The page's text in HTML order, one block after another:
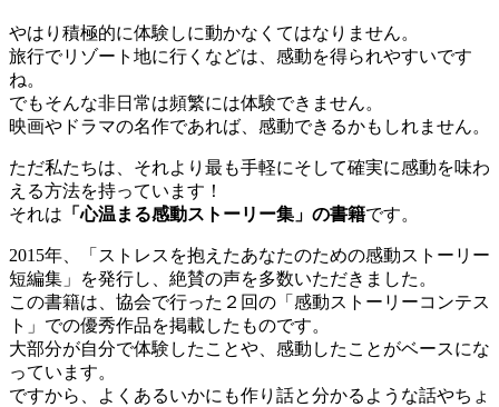
やはり積極的に体験しに動かなくてはなりません。
旅行でリゾート地に行くなどは、感動を得られやすいです
ね。
でもそんな非日常は頻繁には体験できません。
映画やドラマの名作であれば、感動できるかもしれません。
ただ私たちは、それより最も手軽にそして確実に感動を味わ
える方法を持っています！
それは 「心温まる感動ストーリー集」の書籍です。
2015年、「ストレスを抱えたあなたのための感動ストーリー
短編集」を発行し、絶賛の声を多数いただきました。
この書籍は、協会で行った２回の「感動ストーリーコンテス
ト」での優秀作品を掲載したものです。
大部分が自分で体験したことや、感動したことがベースにな
っています。
ですから、よくあるいかにも作り話と分かるような話やちょ